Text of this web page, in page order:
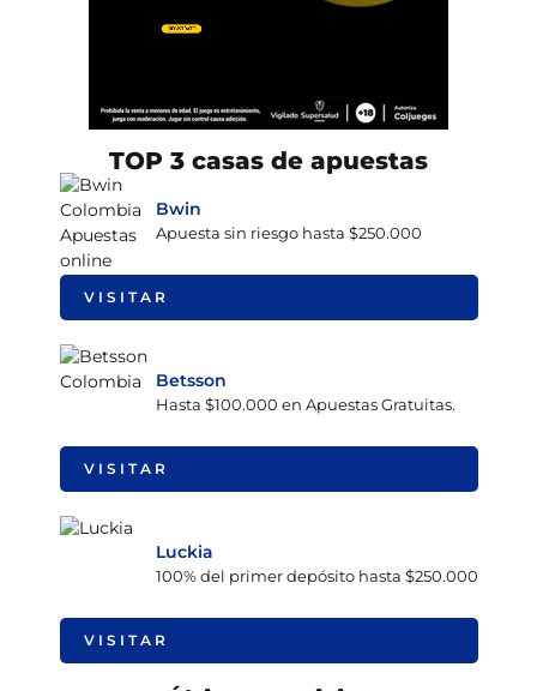
TOP 3 casas de apuestas
Bwin
Apuesta sin riesgo hasta $250.000
VISITAR
Betsson
Hasta $100.000 en Apuestas Gratuitas.
VISITAR
Luckia
100% del primer depósito hasta $250.000
VISITAR